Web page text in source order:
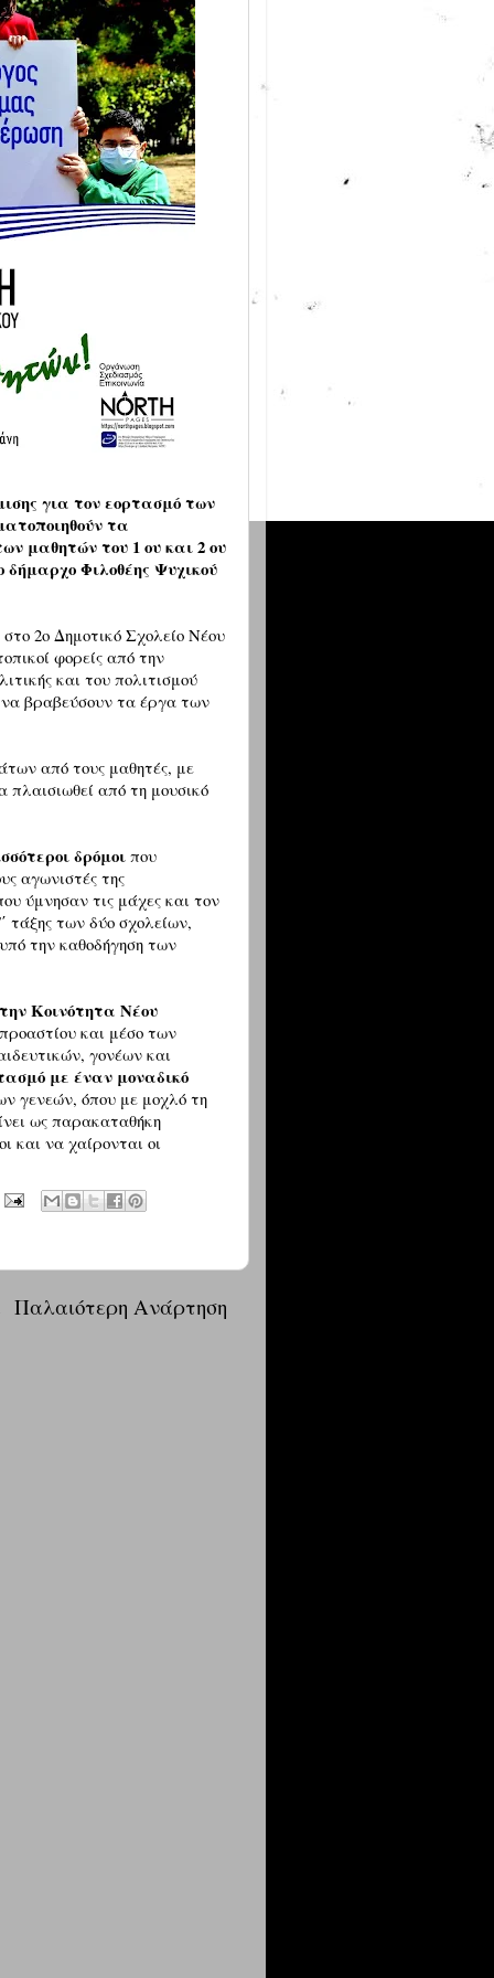
για τον εορτασμό των
τα
μαθητών του 1 ου και 2 ου
Φιλοθέης Ψυχικού
στο 2ο Δημοτικό Σχολείο Νέου
φορείς από την
και του πολιτισμού
να βραβεύσουν τα έργα των
από τους μαθητές, με
πλαισιωθεί από τη μουσικό
δρόμοι που
αγωνιστές της
ύμνησαν τις μάχες και τον
τάξης των δύο σχολείων,
την καθοδήγηση των
Κοινότητα Νέου
και μέσο των
γονέων και
με έναν μοναδικό
γενεών, όπου με μοχλό τη
ως παρακαταθήκη
και να χαίρονται οι
Παλαιότερη Ανάρτηση